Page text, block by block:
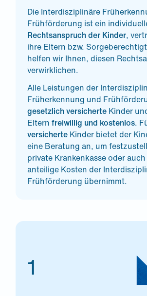
Die Interdisziplinäre
Frühförderung ist ein
Rechtsanspruch der Kinder,
ihre Eltern bzw.
helfen wir Ihnen, diesen
verwirklichen.
Alle Leistungen der
Früherkennung und
gesetzlich versicherte Kinder
Eltern freiwillig und kostenlos.
versicherte Kinder bietet der
eine Beratung an, um
private Krankenkasse oder
anteilige Kosten der
Frühförderung übernimmt.
1